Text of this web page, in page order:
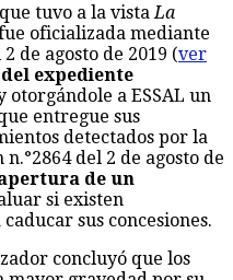
tuvo a la vistaLa
oficializada mediante
de agosto de 2019 (ver
expediente
otorgándole a ESSAL un
entregue sus
detectados por la
del 2 de agosto de
de un
si existen
sus concesiones.
concluyó que los